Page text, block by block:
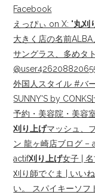
Facebook
えっぴぃ on X: "丸刈
大きく店の名前
サングラス、多めタ
外国人スタイル #バー
SUNNY'S by
予約・美容院・美容
刈り上げマッシュ、
ン 龍ヶ崎店ブログ –
actif刈り上げ女子 |
刈り師でぐま | いい
い。 スパイキーソフ